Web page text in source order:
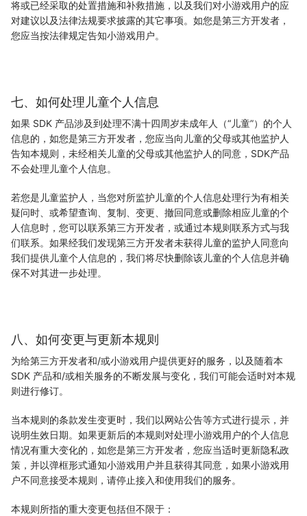
将或已经采取的处置措施和补救措施，以及我们对小游戏用户的应
对建议以及法律法规要求披露的其它事项。如您是第三方开发者，
您应当按法律规定告知小游戏用户。
七、如何处理儿童个人信息
如果 SDK 产品涉及到处理不满十四周岁未成年人（“儿童”）的个人
信息的，如您是第三方开发者，您应当向儿童的父母或其他监护人
告知本规则，未经相关儿童的父母或其他监护人的同意，SDK产品
不会处理儿童个人信息。
若您是儿童监护人，当您对所监护儿童的个人信息处理行为有相关
疑问时、或希望查询、复制、变更、撤回同意或删除相应儿童的个
人信息时，您可以联系第三方开发者，或通过本规则联系方式与我
们联系。如果经我们发现第三方开发者未获得儿童的监护人同意向
我们提供儿童个人信息的，我们将尽快删除该儿童的个人信息并确
保不对其进一步处理。
八、如何变更与更新本规则
为给第三方开发者和/或小游戏用户提供更好的服务，以及随着本
SDK 产品和/或相关服务的不断发展与变化，我们可能会适时对本规
则进行修订。
当本规则的条款发生变更时，我们以网站公告等方式进行提示，并
说明生效日期。如果更新后的本规则对处理小游戏用户的个人信息
情况有重大变化的，如您是第三方开发者，您应当适时更新隐私政
策，并以弹框形式通知小游戏用户并且获得其同意，如果小游戏用
户不同意接受本规则，请停止接入和使用我们的服务。
本规则所指的重大变更包括但不限于：